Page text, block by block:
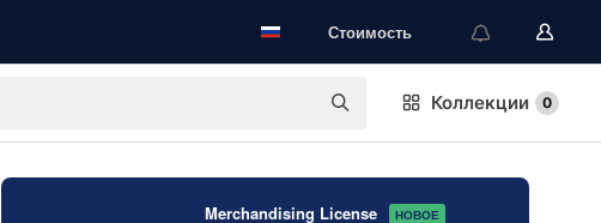
Стоимость
Коллекции 0
Merchandising License НОВОЕ